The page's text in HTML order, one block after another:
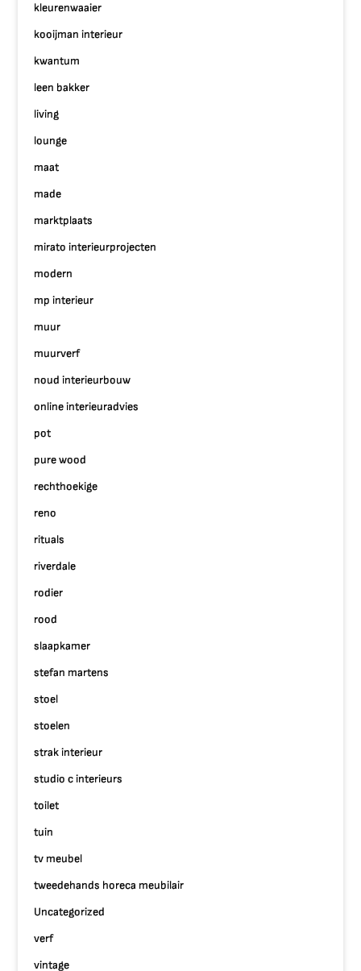
kleurenwaaier
kooijman interieur
kwantum
leen bakker
living
lounge
maat
made
marktplaats
mirato interieurprojecten
modern
mp interieur
muur
muurverf
noud interieurbouw
online interieuradvies
pot
pure wood
rechthoekige
reno
rituals
riverdale
rodier
rood
slaapkamer
stefan martens
stoel
stoelen
strak interieur
studio c interieurs
toilet
tuin
tv meubel
tweedehands horeca meubilair
Uncategorized
verf
vintage